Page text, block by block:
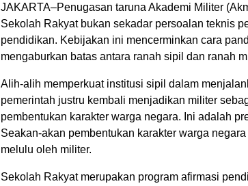
JAKARTA–Penugasan taruna Akademi Militer
Sekolah Rakyat bukan sekadar persoalan teknis
pendidikan. Kebijakan ini mencerminkan cara
mengaburkan batas antara ranah sipil dan ranah
Alih-alih memperkuat institusi sipil dalam
pemerintah justru kembali menjadikan militer
pembentukan karakter warga negara. Ini adalah
Seakan-akan pembentukan karakter warga
melulu oleh militer.
Sekolah Rakyat merupakan program afirmasi